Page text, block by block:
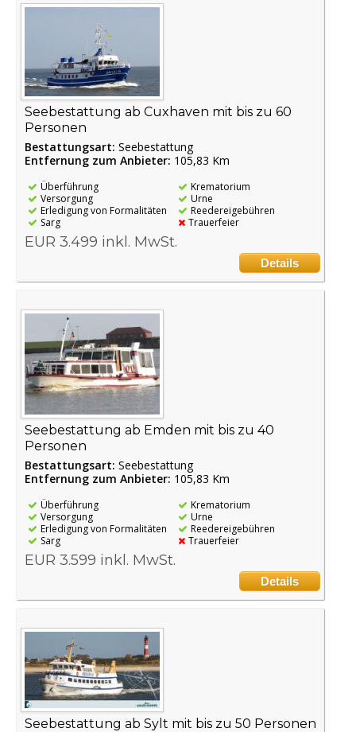
Seebestattung ab Cuxhaven mit bis zu 60
Personen
Bestattungsart: Seebestattung
Entfernung zum Anbieter: 105,83 Km
Überführung
Versorgung
Erledigung von Formalitäten
Sarg
Krematorium
Urne
Reedereigebühren
Trauerfeier
EUR 3.499 inkl. MwSt.
Details
Seebestattung ab Emden mit bis zu 40
Personen
Bestattungsart: Seebestattung
Entfernung zum Anbieter: 105,83 Km
Überführung
Versorgung
Erledigung von Formalitäten
Sarg
Krematorium
Urne
Reedereigebühren
Trauerfeier
EUR 3.599 inkl. MwSt.
Details
Seebestattung ab Sylt mit bis zu 50 Personen